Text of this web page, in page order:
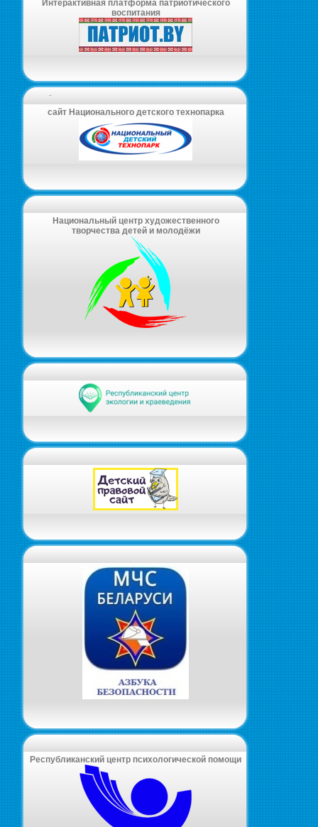
Интерактивная платформа патриотического
воспитания
-
сайт Национального детского технопарка
Национальный центр художественного
творчества детей и молодёжи
Республиканский центр психологической помощи